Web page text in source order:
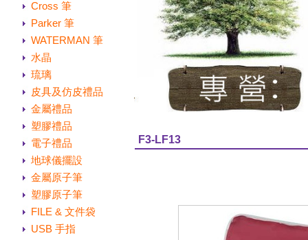
Cross 筆
Parker 筆
WATERMAN 筆
水晶
琉璃
皮具及仿皮禮品
金屬禮品
塑膠禮品
電子禮品
地球儀擺設
金屬原子筆
塑膠原子筆
FILE & 文件袋
USB 手指
F3-LF13